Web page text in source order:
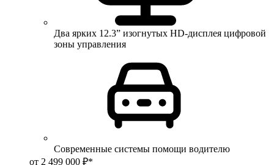
Два ярких 12.3” изогнутых HD-дисплея цифровой
зоны управления
Современные системы помощи водителю
от 2 499 000 ₽*